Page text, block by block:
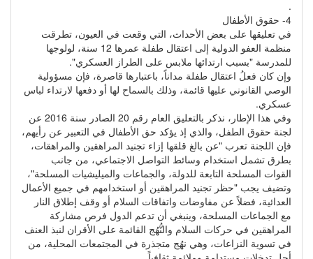
في تعليقها على بعض الأحداث، التي وقعت في العيون، تطرقت
منظمة العفو الدولية إلى اعتقال طفلة عمرها 12 سنة، لولوجها
للمدرسة "بسبب ارتدائها ملابس على الطراز العسكري".
وإن كان فعلُ اعتقال طفلة مداناً، باعتبارها قاصرة، فإن مسؤولية
الوصي القانوني عليها قائمة، وذلك بالسماح لها أو دفعها لارتداء لباس
عسكري.
وفي هذا الإطار، نذكر بالتعليق العام رقم 20 الصادر سنة 2016 عن
لجنة حقوق الطفل، والذي إذ يؤكد حق الأطفال في التعبير عن رأيهم،
فإن اللجنة تعرب "عن بالغ قلقها إزاء تجنيد المراهقين والمراهقات،
بطرق تشمل استخدام وسائط التواصل الاجتماعي، من جانب
القوات المسلحة التابعة للدولة، والجماعات والميليشيات المسلحة"،
وتضيف يجب "حظر تجنيد المراهقين أو استخدامهم في جميع الأعمال
العدائية، فضلاً عن مفاوضات واتفاقات السلام أو وقف إطلاق النار
مع الجماعات المسلحة، وينبغي أن تدعم الدول فرص مشاركة
المراهقين في حركات السلام والنُّهُج القائمة على الأقران لنبذ العنف
في تسوية النزاعات، وهي نهُج متجذرة في المجتمعات المحلية، من